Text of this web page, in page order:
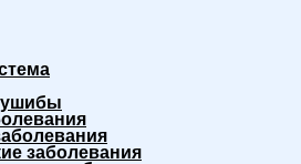
заболевания